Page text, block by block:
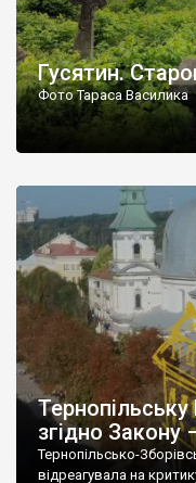
Гусятин.
Фото Тараса Василика
згідно Закону
Тернопільсько-
відреагувала на